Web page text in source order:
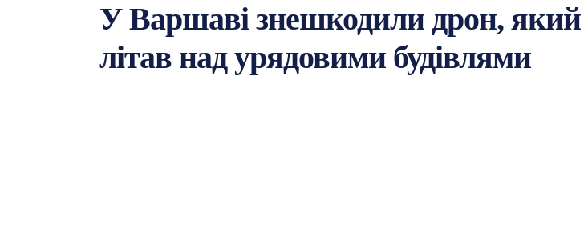
У Варшаві знешкодили дрон, який
літав над урядовими будівлями